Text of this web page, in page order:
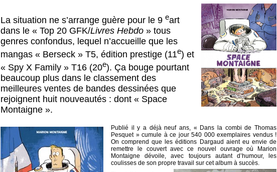
La situation ne s’arrange guère pour le 9 eart
dans le « Top 20 GFK/Livres Hebdo » tous
genres confondus, lequel n’accueille que les
mangas « Berseck » T5, édition prestige (11e) et
« Spy X Family » T16 (20e). Ça bouge pourtant
beaucoup plus dans le classement des
meilleures ventes de bandes dessinées que
rejoignent huit nouveautés : dont « Space
Montaigne ».
Publié il y a déjà neuf ans, « Dans la combi de Thomas
Pesquet » cumule à ce jour 540 000 exemplaires vendus !
On comprend que les éditions Dargaud aient eu envie de
remettre le couvert avec ce nouvel ouvrage où Marion
Montaigne dévoile, avec toujours autant d’humour, les
coulisses de son propre travail sur cet album à succès.